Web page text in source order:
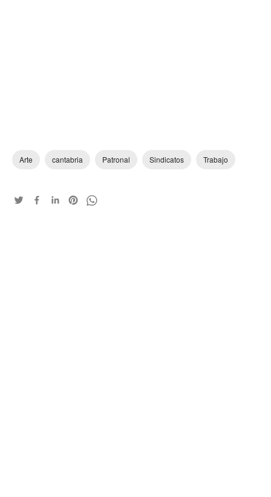
Arte cantabria Patronal Sindicatos Trabajo